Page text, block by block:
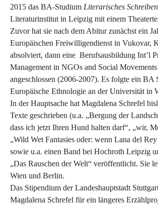
2015 das BA-Studium Literarisches Schreiben
Literaturinstitut in Leipzig mit einem
Zuvor hat sie nach dem Abitur zunächst ein
Europäischen Freiwilligendienst in Vukovar,
absolviert, dann eine Berufsausbildung Int’l
Management in NGOs and Social
angeschlossen (2006-2007). Es folgte ein BA
Europäische Ethnologie an der Universität in
In der Hauptsache hat Magdalena Schrefel
Texte geschrieben (u.a. „Bergung der
dass ich jetzt Ihren Hund halten darf“, „wir,
„Wild Wet Fantasies oder: wenn Lana del
sowie u.a. einen Band bei Hochroth Leipzig
„Das Rauschen der Welt“ veröffentlicht. Sie
Wien und Berlin.
Das Stipendium der Landeshauptstadt
Magdalena Schrefel für ein längeres